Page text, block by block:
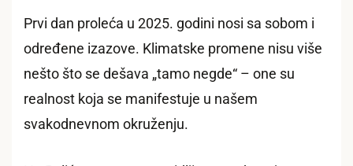
Prvi dan proleća u 2025. godini nosi sa sobom i
određene izazove. Klimatske promene nisu više
nešto što se dešava „tamo negde“ – one su
realnost koja se manifestuje u našem
svakodnevnom okruženju.